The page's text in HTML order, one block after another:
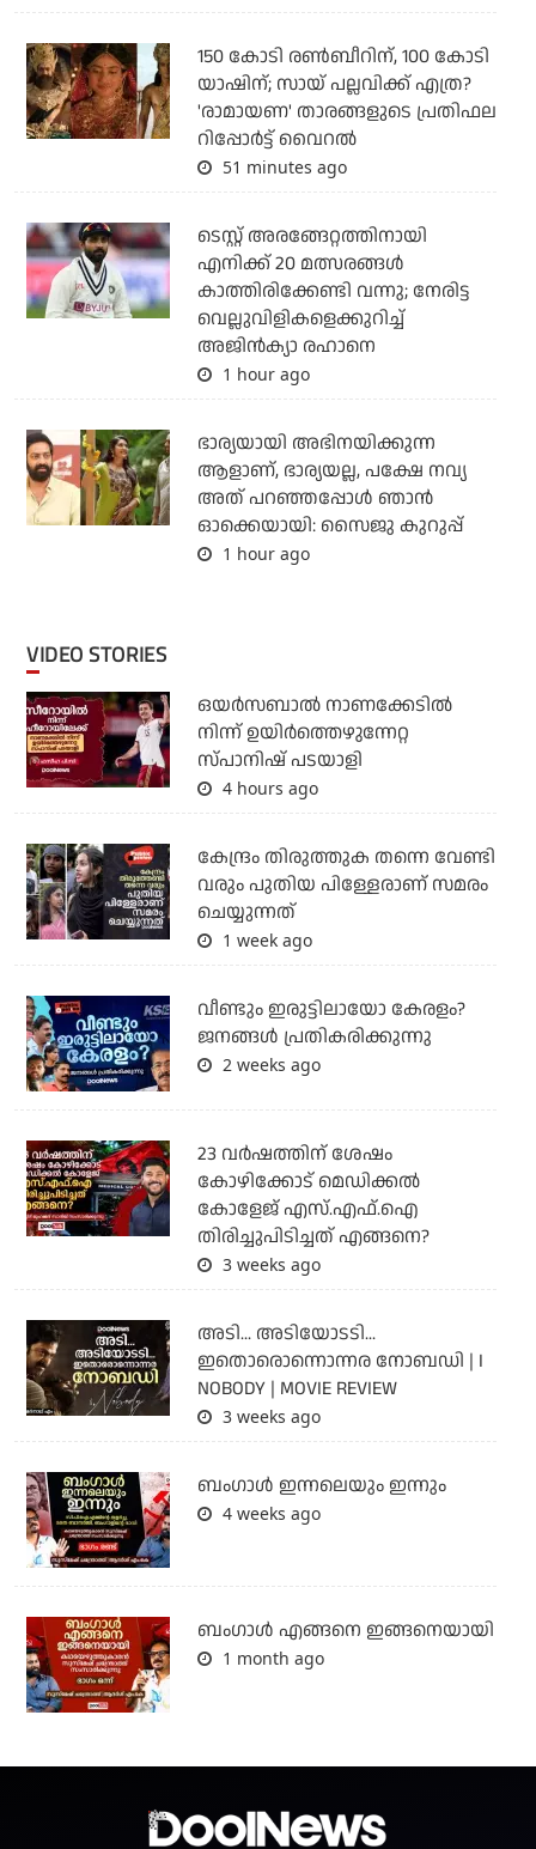
150 കോടി രൺബീറിന്, 100 കോടി
യാഷിന്; സായ് പല്ലവിക്ക് എത്ര?
'രാമായണ' താരങ്ങളുടെ പ്രതിഫല
റിപ്പോർട്ട് വൈറൽ
51 minutes ago
ടെസ്റ്റ് അരങ്ങേറ്റത്തിനായി
എനിക്ക് 20 മത്സരങ്ങള്‍
കാത്തിരിക്കേണ്ടി വന്നു; നേരിട്ട
വെല്ലുവിളികളെക്കുറിച്ച്
അജിന്‍ക്യാ രഹാനെ
1 hour ago
ഭാര്യയായി അഭിനയിക്കുന്ന
ആളാണ്, ഭാര്യയല്ല, പക്ഷേ നവ്യ
അത് പറഞ്ഞപ്പോള്‍ ഞാന്‍
ഓക്കെയായി: സൈജു കുറുപ്പ്
1 hour ago
VIDEO STORIES
ഒയര്‍സബാൽ നാണക്കേടിൽ
നിന്ന് ഉയിർത്തെഴുന്നേറ്റ
സ്പാനിഷ് പടയാളി
4 hours ago
കേന്ദ്രം തിരുത്തുക തന്നെ വേണ്ടി
വരും പുതിയ പിള്ളേരാണ് സമരം
ചെയ്യുന്നത്
1 week ago
വീണ്ടും ഇരുട്ടിലായോ കേരളം?
ജനങ്ങൾ പ്രതികരിക്കുന്നു
2 weeks ago
23 വർഷത്തിന് ശേഷം
കോഴിക്കോട് മെഡിക്കൽ
കോളേജ് എസ്.എഫ്.ഐ
തിരിച്ചുപിടിച്ചത് എങ്ങനെ?
3 weeks ago
അടി... അടിയോടടി...
ഇതൊരൊന്നൊന്നര നോബഡി | I
NOBODY | MOVIE REVIEW
3 weeks ago
ബംഗാള്‍ ഇന്നലെയും ഇന്നും
4 weeks ago
ബം​ഗാൾ എങ്ങനെ ഇങ്ങനെയായി
1 month ago